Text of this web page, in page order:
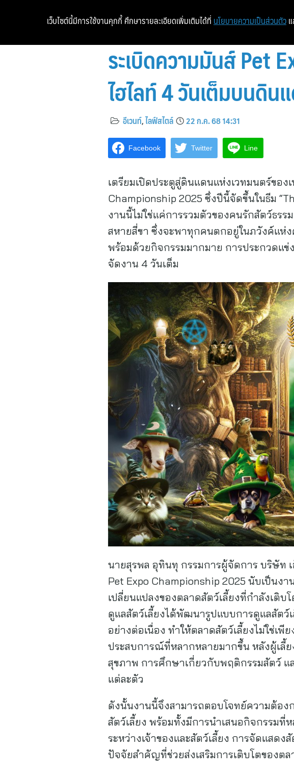
ระเบิดความมันส์ Pet
ไฮไลท์ 4 วันเต็มบนดิน
อีเวนท์,ไลฟ์สไตล์ 22 ก.ค. 68 14:31
Facebook Twitter Line
เตรียมเปิดประตูสู่ดินแดนแห่งเวทมนตร์ของ
Championship 2025 ซึ่งปีนี้จัดขึ้นในธีม
งานนี้ไม่ใช่แค่การรวมตัวของคนรักสัตว์ธร
สหายสี่ขา ซึ่งจะพาทุกคนตกอยู่ในภวังค์แห่
พร้อมด้วยกิจกรรมมากมาย การประกวดแข่
จัดงาน 4 วันเต็ม
นายสุรพล อุทินทุ กรรมการผู้จัดการ บริษัท
Pet Expo Championship 2025 นับเป็น
เปลี่ยนแปลงของตลาดสัตว์เลี้ยงที่กำลังเติ
ดูแลสัตว์เลี้ยงได้พัฒนารูปแบบการดูแลสัตว์
อย่างต่อเนื่อง ทำให้ตลาดสัตว์เลี้ยงไม่ใช่เ
ประสบการณ์ที่หลากหลายมากขึ้น หลังผู้เลี้
สุขภาพ การศึกษาเกี่ยวกับพฤติกรรมสัตว์ แ
แต่ละตัว
ดังนั้นงานนี้จึงสามารถตอบโจทย์ความต้อง
สัตว์เลี้ยง พร้อมทั้งมีการนำเสนอกิจกรรม
ระหว่างเจ้าของและสัตว์เลี้ยง การจัดแสด
ปัจจัยสำคัญที่ช่วยส่งเสริมการเติบโตของต
เว็บไซต์นี้มีการใช้งานคุกกี้ ศึกษารายละเอียดเพิ่มเติมได้ที่ นโยบายความเป็นส่วนตัว